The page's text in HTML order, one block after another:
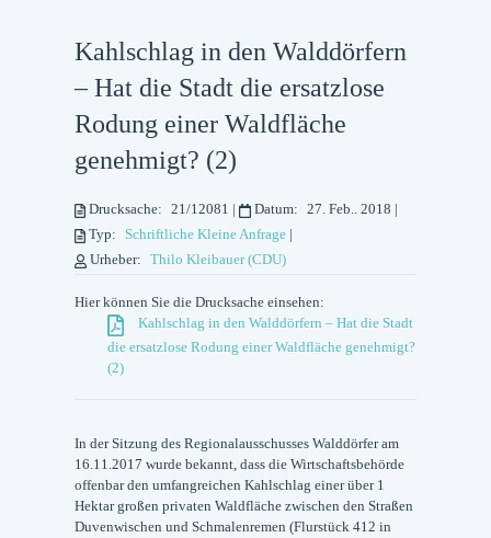
Kahlschlag in den Walddörfern
– Hat die Stadt die ersatzlose
Rodung einer Waldfläche
genehmigt? (2)
Drucksache: 21/12081 | Datum: 27. Feb.. 2018 |
Typ:
Schriftliche Kleine Anfrage |
Urheber:
Thilo Kleibauer (CDU)
Hier können Sie die Drucksache einsehen:
Kahlschlag in den Walddörfern – Hat die Stadt
die ersatzlose Rodung einer Waldfläche genehmigt?
(2)
In der Sitzung des Regionalausschusses Walddörfer am
16.11.2017 wurde bekannt, dass die Wirtschaftsbehörde
offenbar den umfangreichen Kahlschlag einer über 1
Hektar großen privaten Waldfläche zwischen den Straßen
Duvenwischen und Schmalenremen (Flurstück 412 in